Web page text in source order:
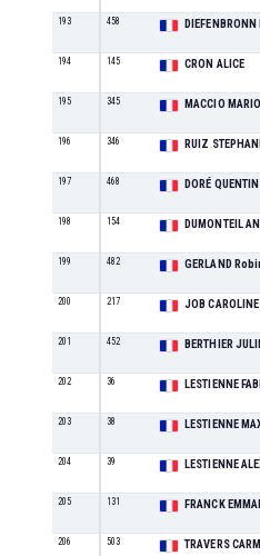
193 458 DIEFENBRONN
194 145 CRON ALICE
195 345 MACCIO MARIO
196 346 RUIZ
197 468 DORÉ QUENTIN
198 154 DUMONTEIL
199 482 GERLAND
200 217 JOB CAROLINE
201 452 BERTHIER
202 36 LESTIENNE
203 38 LESTIENNE
204 39 LESTIENNE
205 131 FRANCK
206 503 TRAVERS